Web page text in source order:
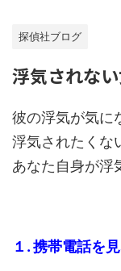
探偵社ブログ
浮気されな
彼の浮気が気に
浮気されたくな
あなた自身が浮
１. 携帯電話を